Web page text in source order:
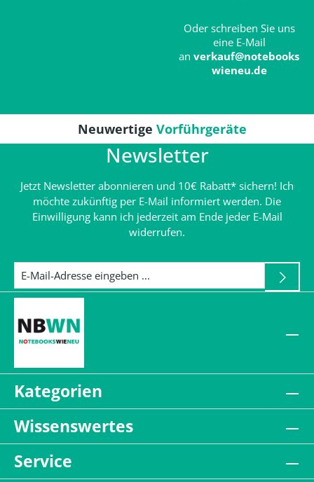
Oder schreiben Sie uns
eine E-Mail
an verkauf@notebooks
wieneu.de
Neuwertige Vorführgeräte
Newsletter
Jetzt Newsletter abonnieren und 10€ Rabatt* sichern! Ich
möchte zukünftig per E-Mail informiert werden. Die
Einwilligung kann ich jederzeit am Ende jeder E-Mail
widerrufen.
Kategorien
Wissenswertes
Service